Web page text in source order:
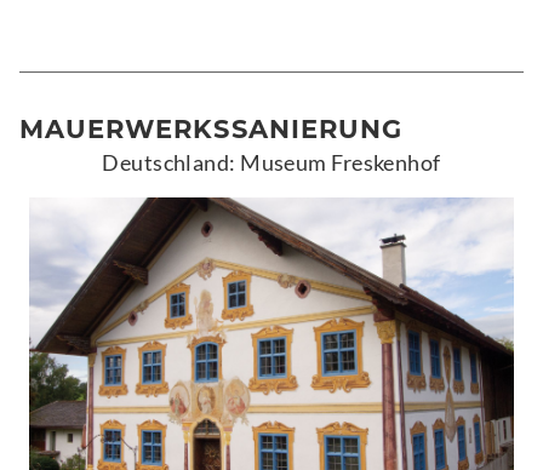
MAUERWERKSSANIERUNG
Deutschland: Museum Freskenhof